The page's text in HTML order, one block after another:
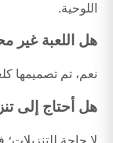
اللوحية.
هل اللعبة غير
نعم، تم تصميمها
هل أحتاج إلى
لا حاجة